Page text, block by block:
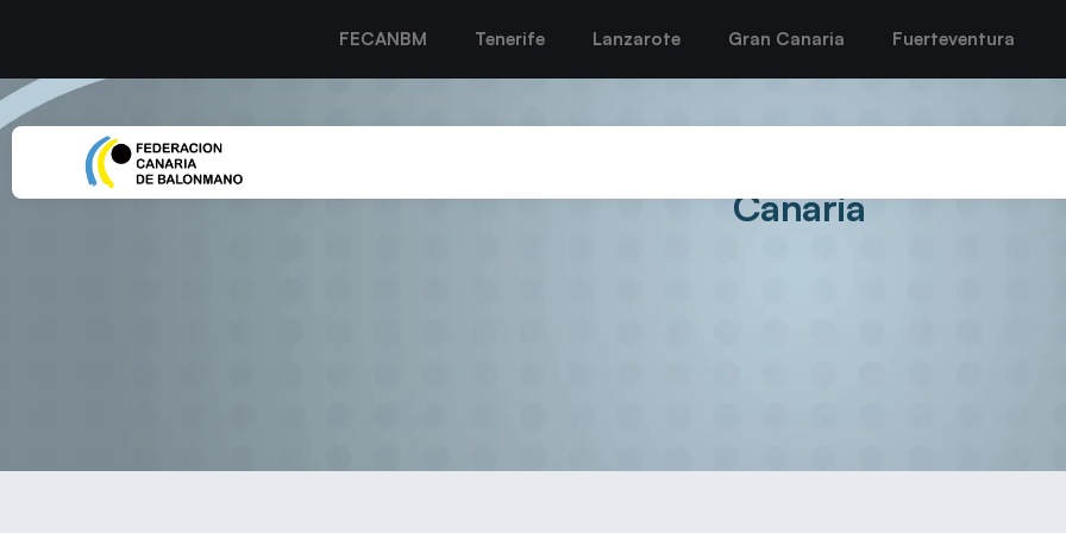
FECANBM Tenerife Lanzarote Gran Canaria Fuerteventura
El Grupo Félix Santiago Melián, nuevo patrocinador
Canaria